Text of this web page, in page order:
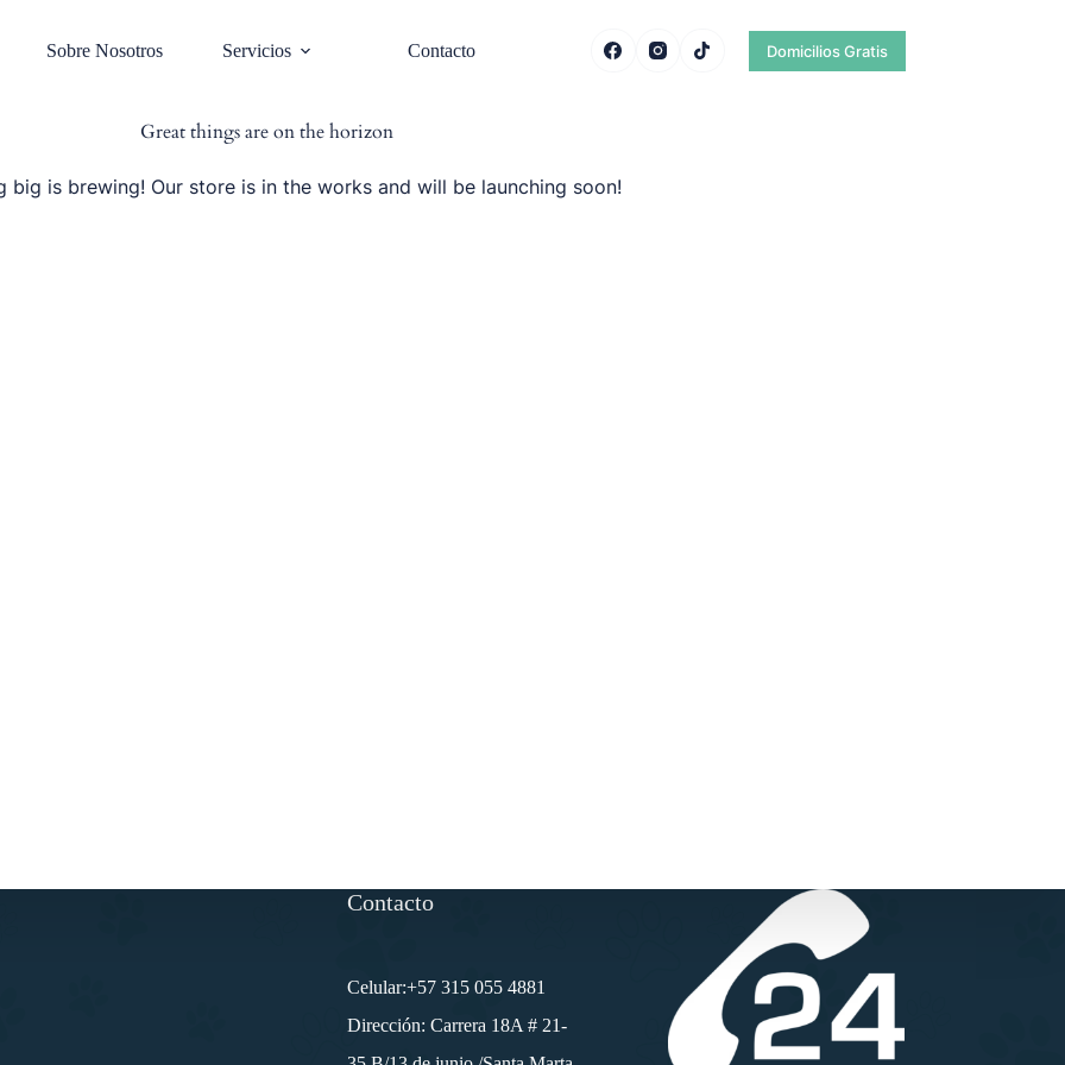
Sobre Nosotros Servicios Contacto Domicilios Gratis
Great things are on the horizon
big is brewing! Our store is in the works and will be launching soon!
Contacto
Celular:+57 315 055 4881
Dirección: Carrera 18A # 21-